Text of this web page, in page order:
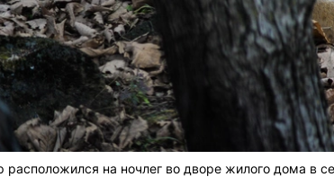
расположился на ночлег во дворе жилого дома в